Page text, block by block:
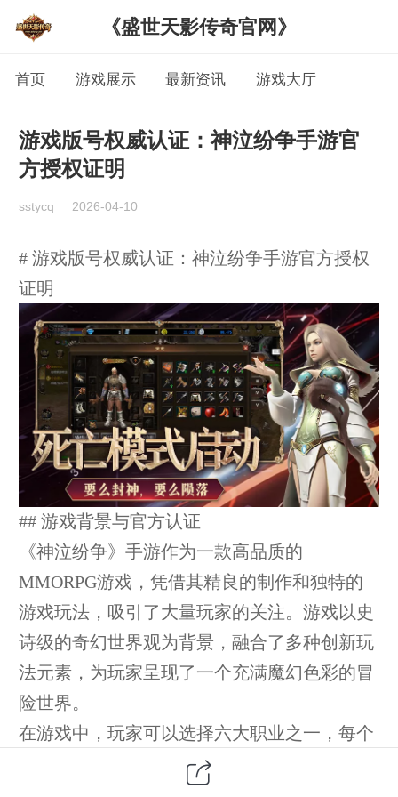
《盛世天影传奇官网》
首页 游戏展示 最新资讯 游戏大厅
游戏版号权威认证：神泣纷争手游官
方授权证明
sstycq 2026-04-10
# 游戏版号权威认证：神泣纷争手游官方授权
证明
## 游戏背景与官方认证
《神泣纷争》手游作为一款高品质的
MMORPG游戏，凭借其精良的制作和独特的
游戏玩法，吸引了大量玩家的关注。游戏以史
诗级的奇幻世界观为背景，融合了多种创新玩
法元素，为玩家呈现了一个充满魔幻色彩的冒
险世界。
在游戏中，玩家可以选择六大职业之一，每个
职业都有独特的技能体系和战斗风格。无论是